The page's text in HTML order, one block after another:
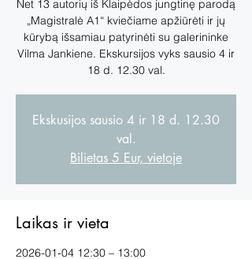
Net 13 autorių iš Klaipėdos jungtinę parodą
„Magistralė A1“ kviečiame apžiūrėti ir jų
kūrybą išsamiau patyrinėti su galerininke
Vilma Jankiene. Ekskursijos vyks sausio 4 ir
Ekskusijos sausio 4 ir 18 d. 12.30
val.
Bilietas 5 Eur, vietoje
Laikas ir vieta
2026-01-04 12:30 – 13:00